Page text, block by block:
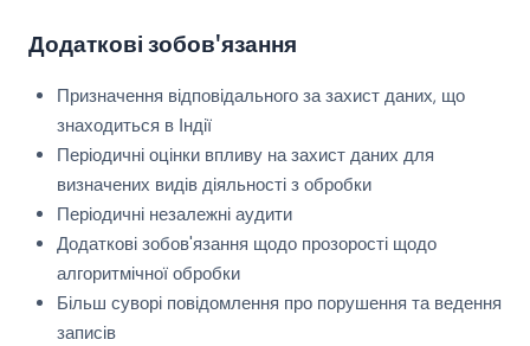
Додаткові зобов'язання
Призначення відповідального за захист даних, що
знаходиться в Індії
Періодичні оцінки впливу на захист даних для
визначених видів діяльності з обробки
Періодичні незалежні аудити
Додаткові зобов'язання щодо прозорості щодо
алгоритмічної обробки
Більш суворі повідомлення про порушення та ведення
записів